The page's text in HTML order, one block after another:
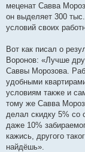
меценат Савва
он выделяет 300
условий своих
Вот как писал о
Воронов: «Лучше
Саввы Морозова.
удобными
условиям также и
тому же Савва
делал скидку 5% со
даже 10%
кажись, другого
найдёшь».